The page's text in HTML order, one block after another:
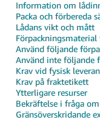
- GB
Swedish
- SE
Information om
Packa och förbereda
Lådans vikt och mått
Använd följande
Använd inte följande
Krav vid fysisk
Krav på fraktetikett
Ytterligare resurser
Bekräftelse i fråga
Gränsöverskridande